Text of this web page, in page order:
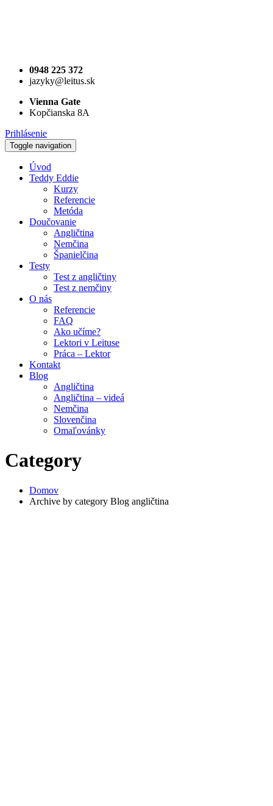
0948 225 372
jazyky@leitus.sk
Vienna Gate
Kopčianska 8A
Prihlásenie
Toggle navigation
Úvod
Teddy Eddie
Kurzy
Referencie
Metóda
Doučovanie
Angličtina
Nemčina
Španielčina
Testy
Test z angličtiny
Test z nemčiny
O nás
Referencie
FAQ
Ako učíme?
Lektori v Leituse
Práca – Lektor
Kontakt
Blog
Angličtina
Angličtina – videá
Nemčina
Slovenčina
Omaľovánky
Category
Domov
Archive by category Blog angličtina